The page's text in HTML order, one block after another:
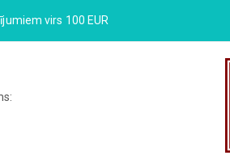
virs 100 EUR